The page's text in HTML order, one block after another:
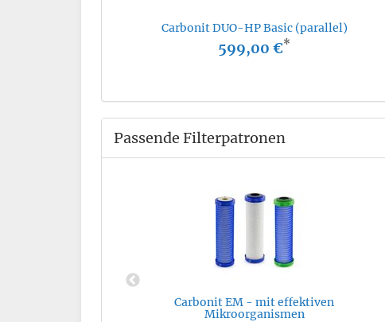
Carbonit DUO-HP Basic (parallel)
599,00 €*
Passende Filterpatronen
Carbonit EM - mit effektiven
Mikroorganismen